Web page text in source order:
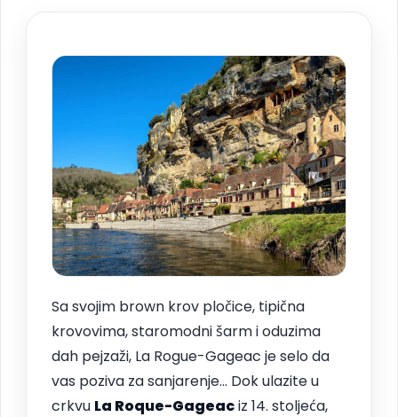
Sa svojim brown krov pločice, tipična
krovovima, staromodni šarm i oduzima
dah pejzaži, La Rogue-Gageac je selo da
vas poziva za sanjarenje… Dok ulazite u
crkvu La Roque-Gageaciz 14. stoljeća,